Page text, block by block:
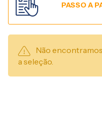
Não
a seleção.
PASSO A